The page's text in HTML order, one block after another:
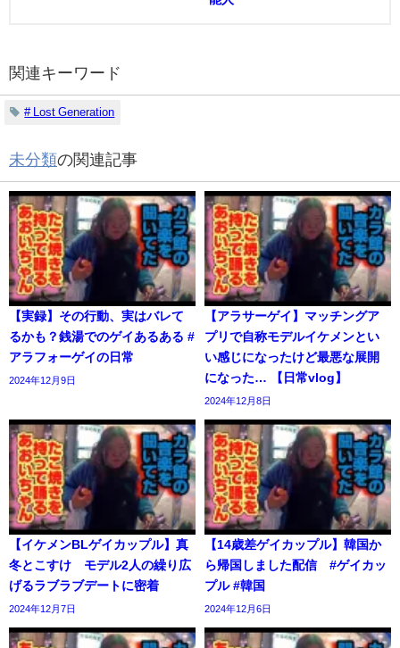
関連キーワード
# Lost Generation
未分類の関連記事
【実録】その行動、実はバレて
るかも？銭湯でのゲイあるある #
アラフォーゲイの日常
2024年12月9日
【アラサーゲイ】マッチングア
プリで自称モデルイケメンとい
い感じになったけど最悪な展開
になった… 【日常vlog】
2024年12月8日
【イケメンBLゲイカップル】真
冬とこすけ モデル2人の繰り広
げるラブラブデートに密着
2024年12月7日
【14歳差ゲイカップル】韓国か
ら帰国しました配信 #ゲイカッ
プル #韓国
2024年12月6日